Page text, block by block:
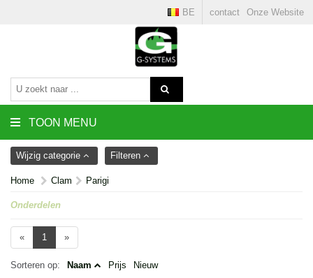
contact Onze Website
BE
TOON MENU
Wijzig categorie Filteren
Home Clam Parigi
Onderdelen
« 1 »
Sorteren op: Naam Prijs Nieuw